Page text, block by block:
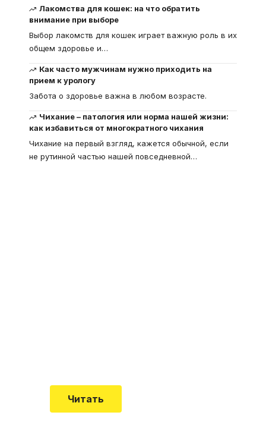
Лакомства для кошек: на что обратить
внимание при выборе
Выбор лакомств для кошек играет важную роль в их
общем здоровье и…
Как часто мужчинам нужно приходить на
прием к урологу
Забота о здоровье важна в любом возрасте.
Чихание – патология или норма нашей жизни:
как избавиться от многократного чихания
Чихание на первый взгляд, кажется обычной, если
не рутинной частью нашей повседневной…
Читать